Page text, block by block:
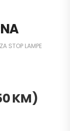
STOP LAMPE
KM)